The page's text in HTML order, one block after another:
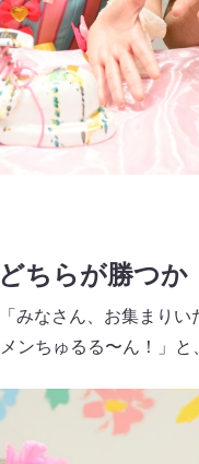
ちらが勝つか
みなさん、お集まりい
ンちゅるる〜ん！」